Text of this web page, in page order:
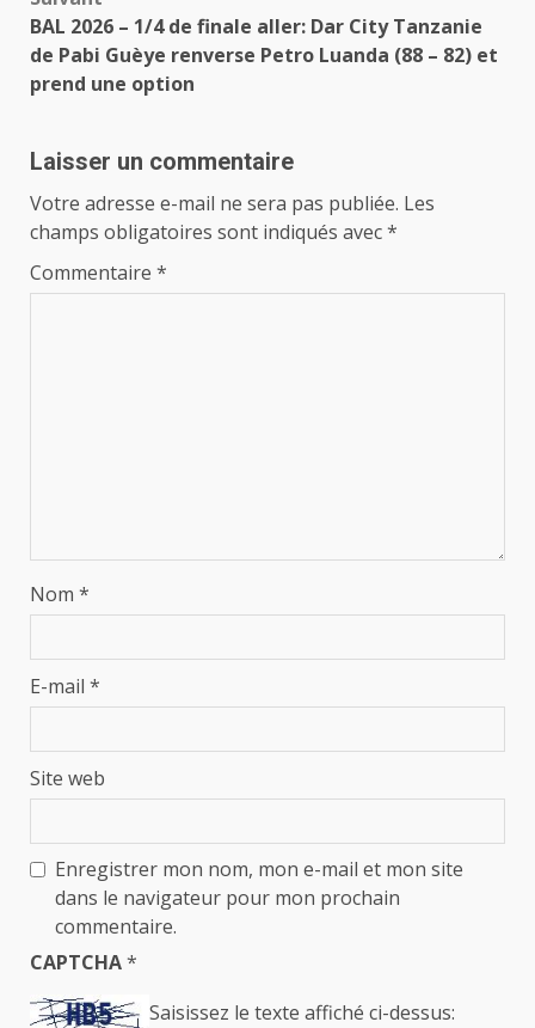
BAL 2026 – 1/4 de finale aller: Dar City Tanzanie
de Pabi Guèye renverse Petro Luanda (88 – 82) et
prend une option
Laisser un commentaire
Votre adresse e-mail ne sera pas publiée. Les
champs obligatoires sont indiqués avec*
Commentaire *
Nom *
E-mail *
Site web
Enregistrer mon nom, mon e-mail et mon site
dans le navigateur pour mon prochain
commentaire.
CAPTCHA*
Saisissez le texte affiché ci-dessus: